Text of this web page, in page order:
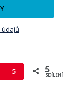
údajů
Pin
5 5
SDÍLENÍ